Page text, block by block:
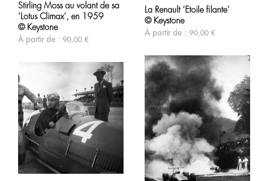
a
plusieurs
variations.
Les
peuvent
être
choisies
sur
la
page
du
produit
La Renault ‘Etoile filante’
© Keystone
À partir de : 90,00 €
a
plusieurs
variations.
Les
options
choisies
sur
la
page
du
produit
Stirling Moss au volant de sa
‘Lotus Climax’, en 1959
© Keystone
À partir de : 90,00 €
Ce